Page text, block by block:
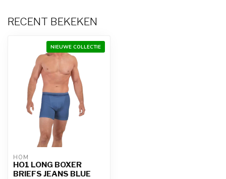
RECENT BEKEKEN
NIEUWE COLLECTIE
HOM
HO1 LONG BOXER
BRIEFS JEANS BLUE